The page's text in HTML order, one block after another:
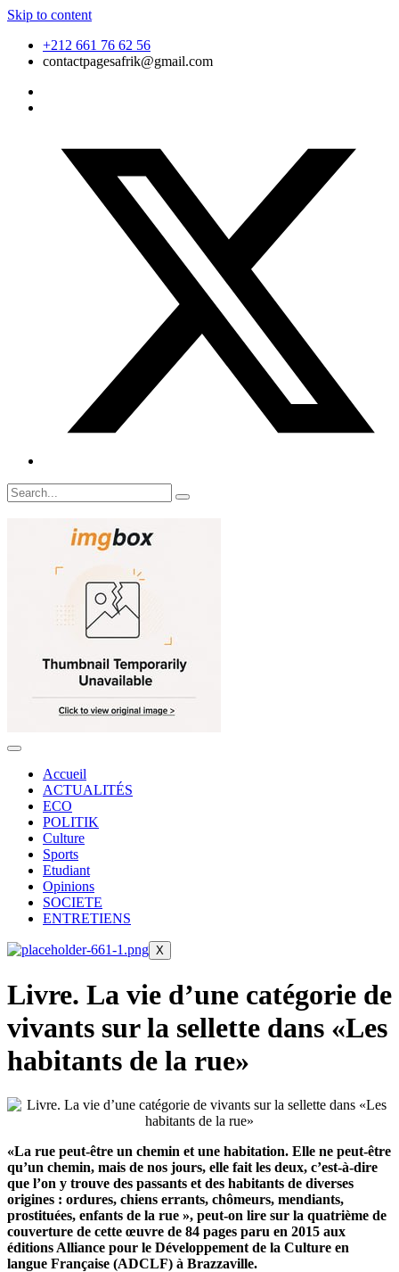
Skip to content
+212 661 76 62 56
contactpagesafrik@gmail.com
Accueil
ACTUALITÉS
ECO
POLITIK
Culture
Sports
Etudiant
Opinions
SOCIETE
ENTRETIENS
X
Livre. La vie d’une catégorie de
vivants sur la sellette dans «Les
habitants de la rue»
«La rue peut-être un chemin et une habitation. Elle ne peut-être
qu’un chemin, mais de nos jours, elle fait les deux, c’est-à-dire
que l’on y trouve des passants et des habitants de diverses
origines : ordures, chiens errants, chômeurs, mendiants,
prostituées, enfants de la rue », peut-on lire sur la quatrième de
couverture de cette œuvre de 84 pages paru en 2015 aux
éditions Alliance pour le Développement de la Culture en
langue Française (ADCLF) à Brazzaville.